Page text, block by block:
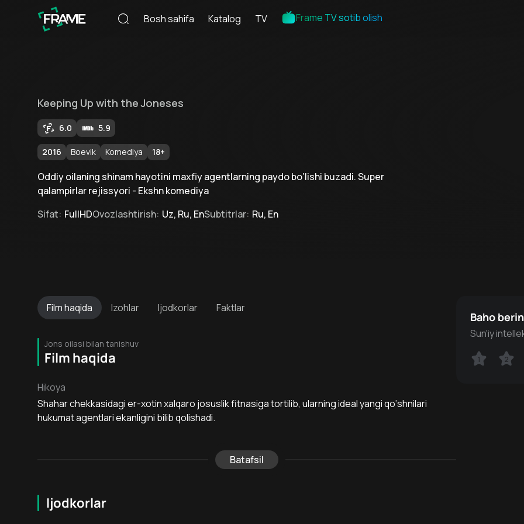
Bosh sahifa Katalog TV Frame TV sotib olish
Keeping Up with the Joneses
6.0 5.9
2016 Boevik Komediya 18+
Oddiy oilaning shinam hayotini maxfiy agentlarning paydo bo‘lishi buzadi. Super
qalampirlar rejissyori - Ekshn komediya
Sifat: FullHDOvozlashtirish: Uz, Ru, EnSubtitrlar: Ru, En
Filmhaqida Izohlar Ijodkorlar Faktlar
Jons oilasi bilan tanishuv
Film haqida
Hikoya
Shahar chekkasidagi er-xotin xalqaro josuslik fitnasiga tortilib, ularning ideal yangi qo‘shnilari
hukumat agentlari ekanligini bilib qolishadi.
Batafsil
Ijodkorlar
Baho
Sun'iy
1 2
1 2